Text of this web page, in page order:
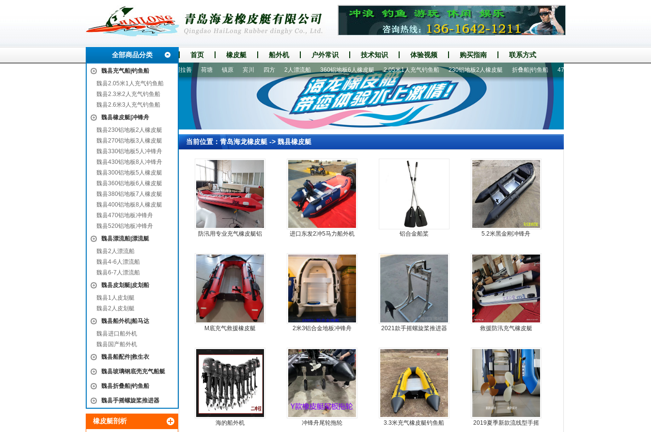
全部商品分类 首页 橡皮艇 船外机 户外常识 技术知识 体验视频 购买指南 联系方式
魏县充气船|钓鱼船
魏县2.05米1人充气钓鱼船
魏县2.3米2人充气钓鱼船
魏县2.6米3人充气钓鱼船
魏县橡皮艇|冲锋舟
魏县230铝地板2人橡皮艇
魏县270铝地板3人橡皮艇
魏县330铝地板5人冲锋舟
魏县430铝地板8人冲锋舟
魏县300铝地板5人橡皮艇
魏县360铝地板6人橡皮艇
魏县380铝地板7人橡皮艇
魏县400铝地板8人橡皮艇
魏县470铝地板冲锋舟
魏县520铝地板冲锋舟
魏县漂流船|漂流艇
魏县2人漂流船
魏县4-6人漂流船
魏县6-7人漂流船
魏县皮划艇|皮划船
魏县1人皮划艇
魏县2人皮划艇
魏县船外机|船马达
魏县进口船外机
魏县国产船外机
魏县船配件|救生衣
魏县玻璃钢底壳充气船艇
魏县折叠船|钓鱼船
魏县手摇螺旋桨推进器
橡皮艇剖析
江门 官渡 炉霍 德城 阿拉善 荷塘 镇原 宾川 2人漂流船 360铝地板6人橡皮艇 2.05米1人充气钓鱼船 230铝地板2人橡皮艇 折叠船|钓鱼船 470铝地板冲锋舟
当前位置： 青岛海龙橡皮艇-> 魏县橡皮艇
防汛用专业充气橡皮艇铝
进口东发2冲5马力船外机
铝合金船桨 5.2米黑金刚冲锋舟
M底充气救援橡皮艇 2米3铝合金地板冲锋舟 2021款手摇螺旋桨推进器 救援防汛充气橡皮艇
海的船外机 冲锋舟尾轮拖轮 3.3米充气橡皮艇钓鱼船
2019夏季新款流线型手摇